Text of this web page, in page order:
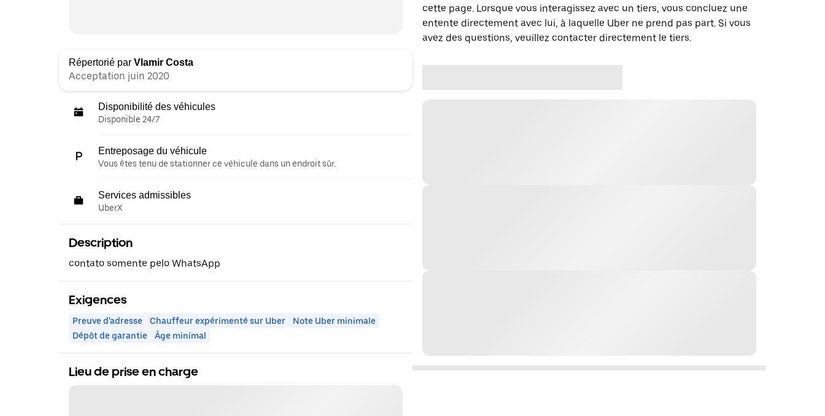
Répertorié par Vlamir Costa
Acceptation juin 2020
Disponibilité des véhicules
Disponible 24/7
Entreposage du véhicule
Vous êtes tenu de stationner ce véhicule dans un endroit sûr.
Services admissibles
UberX
Description
contato somente pelo WhatsApp
Exigences
Preuve d'adresse Chauffeur expérimenté sur Uber
Note Uber minimale
Dépôt de garantie
Âge minimal
Lieu de prise en charge
cette page. Lorsque vous interagissez avec un tiers, vous concluez une
entente directement avec lui, à laquelle Uber ne prend pas part. Si vous
avez des questions, veuillez contacter directement le tiers.